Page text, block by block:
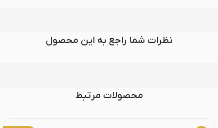
نظرات شما راجع به این محصول
محصولات مرتبط